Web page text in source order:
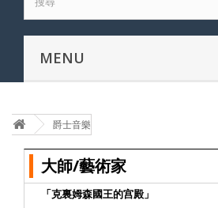
MENU
爵士音樂
大師/藝術家
「克裏姆森國王的宫殿」